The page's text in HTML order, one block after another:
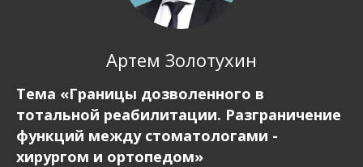
Артем Золотухин
Тема «Границы дозволенного в
тотальной реабилитации. Разграничение
функций между стоматологами -
хирургом и ортопедом»